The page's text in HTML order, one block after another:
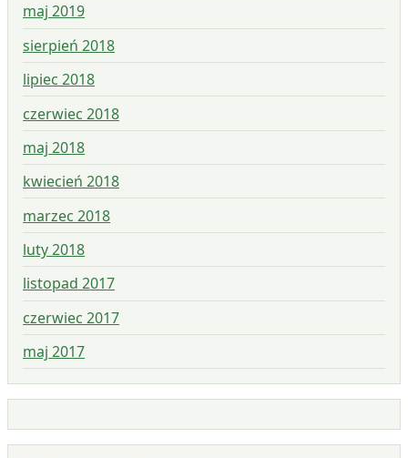
maj 2019
sierpień 2018
lipiec 2018
czerwiec 2018
maj 2018
kwiecień 2018
marzec 2018
luty 2018
listopad 2017
czerwiec 2017
maj 2017